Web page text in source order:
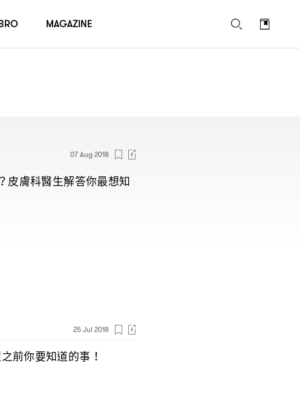
07 Aug 2018
？皮膚科醫生解答你最想知
25 Jul 2018
前你要知道的事 ！
MAGAZINE